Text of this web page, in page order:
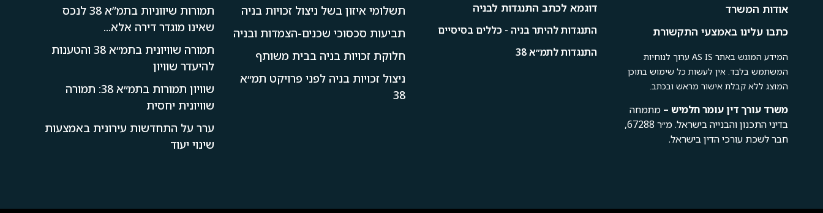
אודות המשרד
כתבו עלינו באמצעי התקשורת
המידע המוגש באתר AS IS ערוך לנוחיות
המשתמש בלבד. אין לעשות כל שימוש בתוכן
המוצג ללא קבלת אישור מראש ובכתב.
משרד עורךדיןעומרחלמיש – מתמחה
בדיני התכנון והבנייה בישראל. מ״ר 67288,
חבר לשכת עורכי הדין בישראל.
דוגמא לכתב התנגדות לבניה
התנגדות להיתר בניה - כללים בסיסיים
התנגדות לתמ״א 38
תשלומי איזון בשל ניצול זכויות בניה
תביעות סכסוכי שכנים-הצמדות ובניה
חלוקת זכויות בניה בבית משותף
ניצול זכויות בניה לפני פרויקט תמ״א
38
תמורות שיווניות בתמ”א 38 לנכס
שאינו מוגדר דירה אלא...
תמורה שוויונית בתמ״א 38 והטענות
להיעדר שוויון
שוויון תמורות בתמ״א 38: תמורה
שוויונית יחסית
ערר על התחדשות עירונית באמצעות
שינוי יעוד